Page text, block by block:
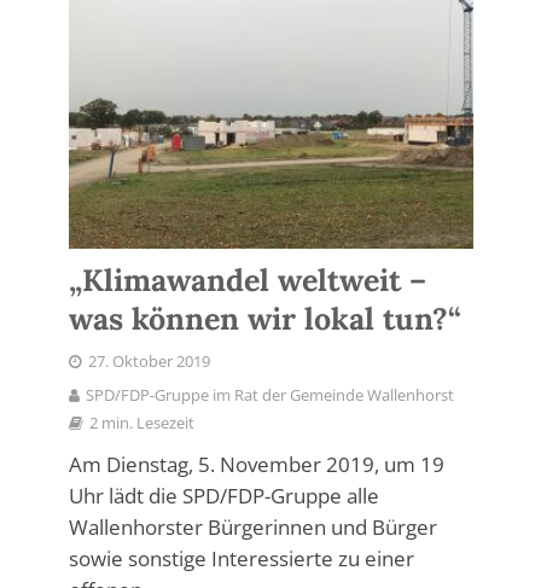
„Klimawandel weltweit –
was können wir lokal tun?“
27. Oktober 2019
SPD/FDP-Gruppe im Rat der Gemeinde Wallenhorst
2 min. Lesezeit
Am Dienstag, 5. November 2019, um 19
Uhr lädt die SPD/FDP-Gruppe alle
Wallenhorster Bürgerinnen und Bürger
sowie sonstige Interessierte zu einer